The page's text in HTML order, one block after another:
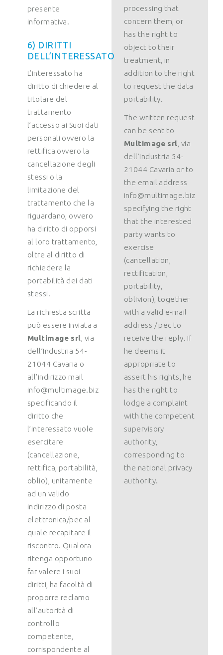
presente
informativa.
6) DIRITTI
DELL’INTERESSATO
L’interessato ha
diritto di chiedere al
titolare del
trattamento
l’accesso ai Suoi dati
personali ovvero la
rettifica ovvero la
cancellazione degli
stessi o la
limitazione del
trattamento che la
riguardano, ovvero
ha diritto di opporsi
al loro trattamento,
oltre al diritto di
richiedere la
portabilità dei dati
stessi.
La richiesta scritta
può essere inviata a
Multimage srl , via
dell’Industria 54-
21044 Cavaria o
all’indirizzo mail
info@multimage.biz
specificando il
diritto che
l’interessato vuole
esercitare
(cancellazione,
rettifica, portabilità,
oblio), unitamente
ad un valido
indirizzo di posta
elettronica/pec al
quale recapitare il
riscontro. Qualora
ritenga opportuno
far valere i suoi
diritti, ha facoltà di
proporre reclamo
all’autorità di
controllo
competente,
corrispondente al
processing that
concern them, or
has the right to
object to their
treatment, in
addition to the right
to request the data
portability.
The written request
can be sent to
Multimage srl , via
dell’Industria 54-
21044 Cavaria or to
the email address
info@multimage.biz
specifying the right
that the interested
party wants to
exercise
(cancellation,
rectification,
portability,
oblivion), together
with a valid e-mail
address / pec to
receive the reply. If
he deems it
appropriate to
assert his rights, he
has the right to
lodge a complaint
with the competent
supervisory
authority,
corresponding to
the national privacy
authority.